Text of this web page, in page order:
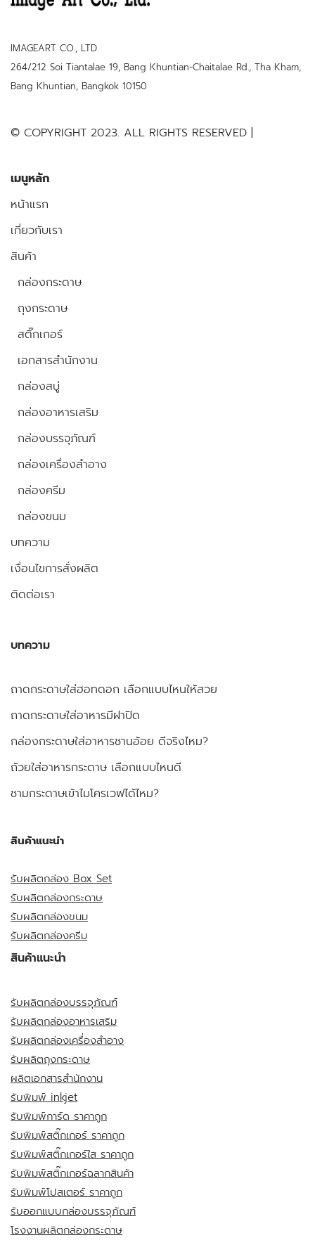
IMAGEART CO., LTD.
264/212 Soi Tiantalae 19, Bang Khuntian-Chaitalae Rd., Tha Kham,
Bang Khuntian, Bangkok 10150
© COPYRIGHT 2023. ALL RIGHTS RESERVED |
เมนูหลัก
หน้าแรก
เกี่ยวกับเรา
สินค้า
กล่องกระดาษ
ถุงกระดาษ
สติ๊กเกอร์
เอกสารสำนักงาน
กล่องสบู่
กล่องอาหารเสริม
กล่องบรรจุภัณฑ์
กล่องเครื่องสำอาง
กล่องครีม
กล่องขนม
บทความ
เงื่อนไขการสั่งผลิต
ติดต่อเรา
บทความ
ถาดกระดาษใส่ฮอทดอก เลือกแบบไหนให้สวย
ถาดกระดาษใส่อาหารมีฝาปิด
กล่องกระดาษใส่อาหารชานอ้อย ดีจริงไหม?
ถ้วยใส่อาหารกระดาษ เลือกแบบไหนดี
ชามกระดาษเข้าไมโครเวฟได้ไหม?
สินค้าแนะนำ
รับผลิตกล่อง Box Set
รับผลิตกล่องกระดาษ
รับผลิตกล่องขนม
รับผลิตกล่องครีม
สินค้าแนะนำ
รับผลิตกล่องบรรจุภัณฑ์
รับผลิตกล่องอาหารเสริม
รับผลิตกล่องเครื่องสำอาง
รับผลิตถุงกระดาษ
ผลิตเอกสารสำนักงาน
รับพิมพ์ inkjet
รับพิมพ์การ์ด ราคาถูก
รับพิมพ์สติ๊กเกอร์ ราคาถูก
รับพิมพ์สติ๊กเกอร์ใส ราคาถูก
รับพิมพ์สติ๊กเกอร์ฉลากสินค้า
รับพิมพ์โปสเตอร์ ราคาถูก
รับออกแบบกล่องบรรจุภัณฑ์
โรงงานผลิตกล่องกระดาษ